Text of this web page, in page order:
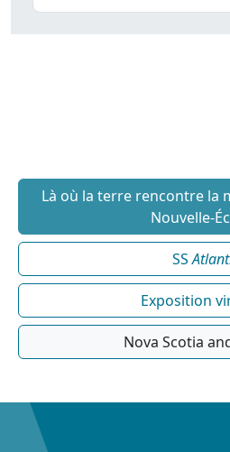
Là où la terre rencontre la
Nouvelle-
SS
Exposition
Nova Scotia